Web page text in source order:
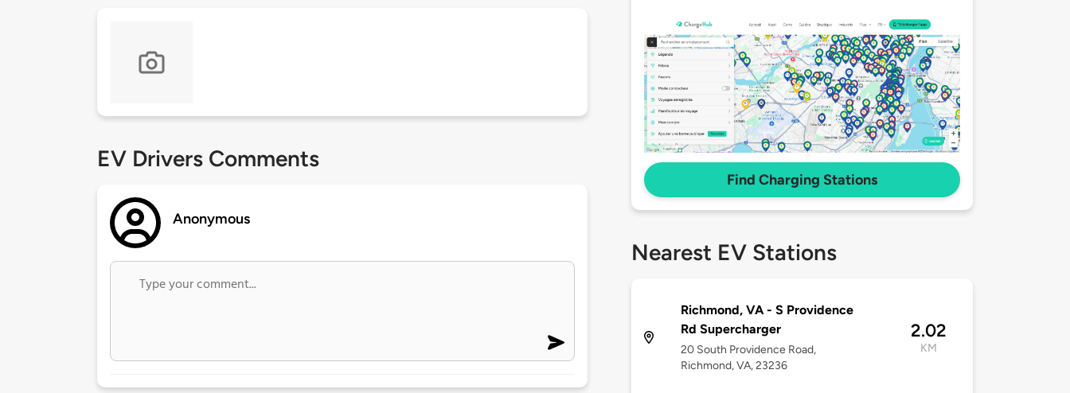
EV Drivers Comments
Anonymous
Find Charging Stations
Nearest EV Stations
Richmond, VA - S Providence
Rd Supercharger
20 South Providence Road,
Richmond, VA, 23236
2.02
KM